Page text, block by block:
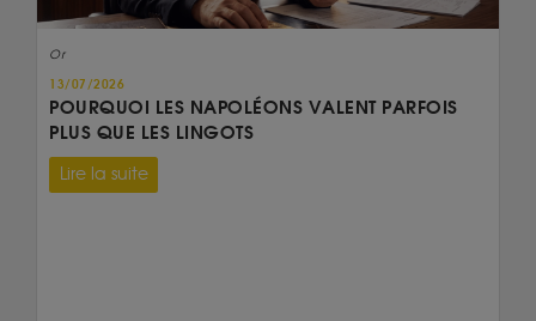
Or
13/07/2026
POURQUOI LES NAPOLÉONS VALENT PARFOIS
PLUS QUE LES LINGOTS
Lire la suite